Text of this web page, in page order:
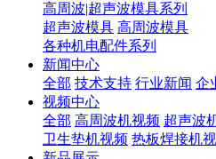
高周波|超声波模具系列
超声波模具 高周波模具
各种机电配件系列
新闻中心
全部 技术支持 行业新闻 企
视频中心
全部 高周波机视频 超声波
卫生垫机视频 热板焊接机